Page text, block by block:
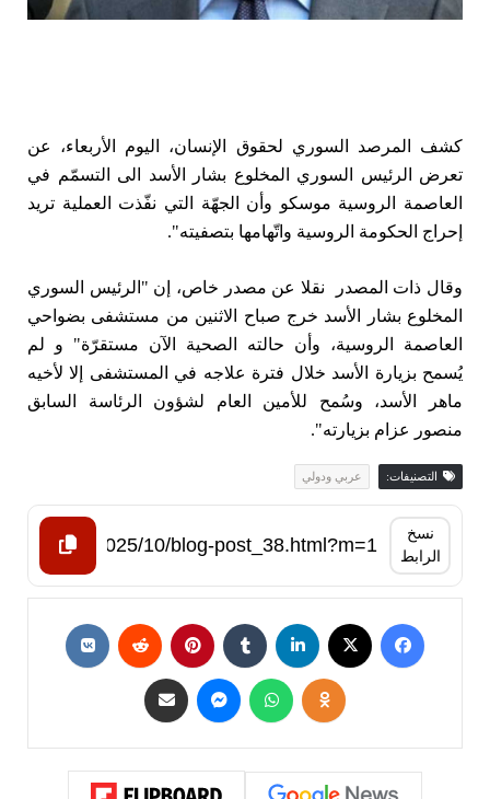
كشف المرصد السوري لحقوق الإنسان، اليوم الأربعاء، عن
تعرض الرئيس السوري المخلوع بشار الأسد الى التسمّم في
العاصمة الروسية موسكو وأن الجهّة التي نفّذت العملية تريد
إحراج الحكومة الروسية واتّهامها بتصفيته".
وقال ذات المصدر نقلا عن مصدر خاص، إن "الرئيس السوري
المخلوع بشار الأسد خرج صباح الاثنين من مستشفى بضواحي
العاصمة الروسية، وأن حالته الصحية الآن مستقرّة" و لم
يُسمح بزيارة الأسد خلال فترة علاجه في المستشفى إلا لأخيه
ماهر الأسد، وسُمح للأمين العام لشؤون الرئاسة السابق
منصور عزام بزيارته".
التصنيفات: عربي ودولي
نسخ
الرابط